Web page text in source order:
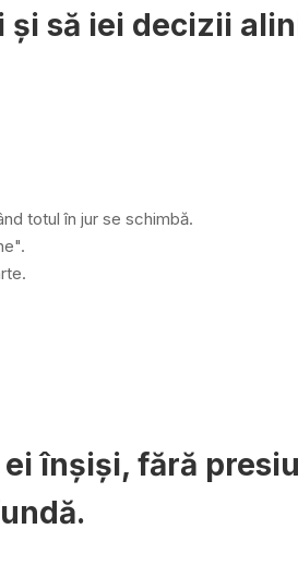
să iei decizii
totul în jur se schimbă.
înșiși, fără